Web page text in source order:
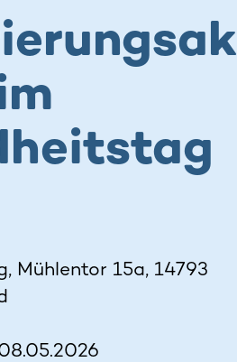
Mühlentor 15a, 14793